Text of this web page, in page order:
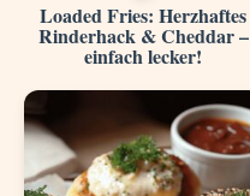
Loaded Fries: Herzhaftes
Rinderhack & Cheddar –
einfach lecker!